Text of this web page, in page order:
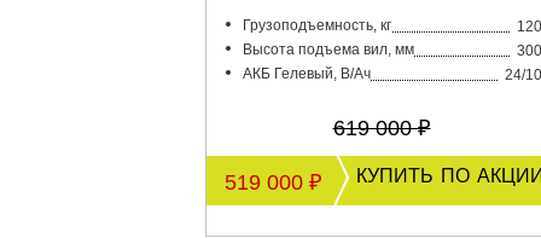
Грузоподъемность, кг
Высота подъема вил, мм
АКБ Гелевый, В/Ач
24/
619 000 ₽
519 000 ₽ купить по